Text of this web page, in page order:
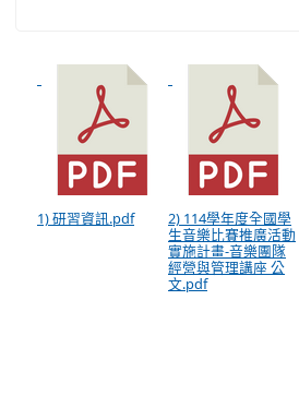
1) 研習資訊.pdf
2) 114學年度全國學
生音樂比賽推廣活動
實施計畫-音樂團隊
經營與管理講座 公
文.pdf